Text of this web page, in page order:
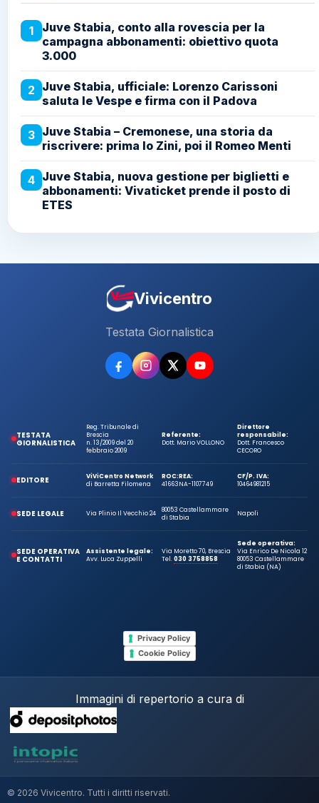
1
Juve Stabia, conto alla rovescia per la
campagna abbonamenti: obiettivo quota
3.000
2 Juve Stabia, ufficiale: Lorenzo Carissoni
saluta le Vespe e firma con il Padova
3 Juve Stabia – Cremonese, una storia da
riscrivere: prima lo Zini, poi il Romeo Menti
4 Juve Stabia, nuova gestione per biglietti e
abbonamenti: Vivaticket prende il posto di
ETES
Vivicentro
Testata Giornalistica
TESTATA
GIORNALISTICA
Reg. Tribunale di
Brescia
n. 13/2009 del 20
febbraio 2009
Referente:
Dott. Mario VOLLONO
Direttore
responsabile:
Dott. Francesco
CECORO
EDITORE
ViViCentro Network
di Barretta Filomena
ROC:
41663
REA:
NA-1107749
CF/P. IVA:
10464981215
SEDE LEGALE Via Plinio Il Vecchio 24
80053 Castellammare
di Stabia
Napoli
SEDE OPERATIVA
E CONTATTI
Assistente legale:
Avv. Luca Zuppelli
Via Moretto 70, Brescia
Tel.030 3758858
Sede operativa:
Via Enrico De Nicola 12
80053 Castellammare
di Stabia (NA)
Privacy Policy
Cookie Policy
Immagini di repertorio a cura di
© 2026 Vivicentro. Tutti i diritti riservati.